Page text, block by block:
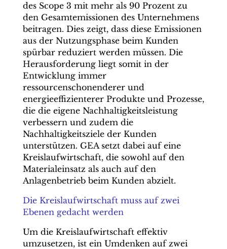
des Scope 3 mit mehr als 90 Prozent zu
den Gesamtemissionen des Unternehmens
beitragen. Dies zeigt, dass diese Emissionen
aus der Nutzungsphase beim Kunden
spürbar reduziert werden müssen. Die
Herausforderung liegt somit in der
Entwicklung immer
ressourcenschonenderer und
energieeffizienterer Produkte und Prozesse,
die die eigene Nachhaltigkeitsleistung
verbessern und zudem die
Nachhaltigkeitsziele der Kunden
unterstützen. GEA setzt dabei auf eine
Kreislaufwirtschaft, die sowohl auf den
Materialeinsatz als auch auf den
Anlagenbetrieb beim Kunden abzielt.
Die Kreislaufwirtschaft muss auf zwei
Ebenen gedacht werden
Um die Kreislaufwirtschaft effektiv
umzusetzen, ist ein Umdenken auf zwei